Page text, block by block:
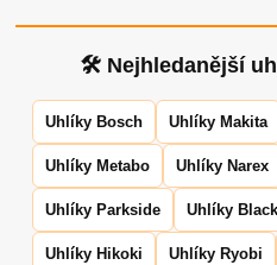
🛠 Nejhledanější
Uhlíky Bosch Uhlíky Makita
Uhlíky Metabo Uhlíky Narex
Uhlíky Parkside Uhlíky
Uhlíky Hikoki Uhlíky Ryobi